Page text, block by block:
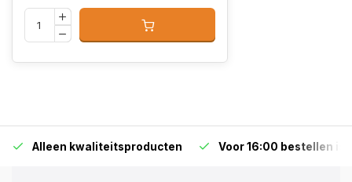
Alleen kwaliteitsproducten Voor 16:00 bestellen is